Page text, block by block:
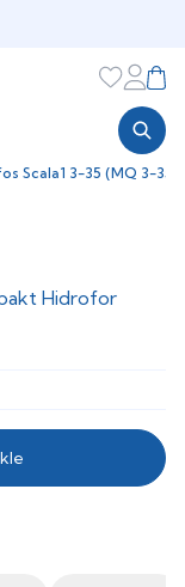
Favorilerim
Scala1 3-35 (MQ 3-
Hidrofor